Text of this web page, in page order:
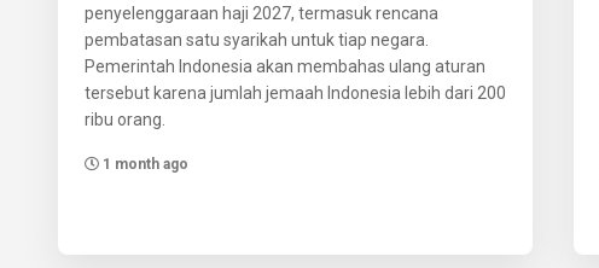
penyelenggaraan haji 2027, termasuk rencana
pembatasan satu syarikah untuk tiap negara.
Pemerintah Indonesia akan membahas ulang aturan
tersebut karena jumlah jemaah Indonesia lebih dari 200
ribu orang.
1 month ago